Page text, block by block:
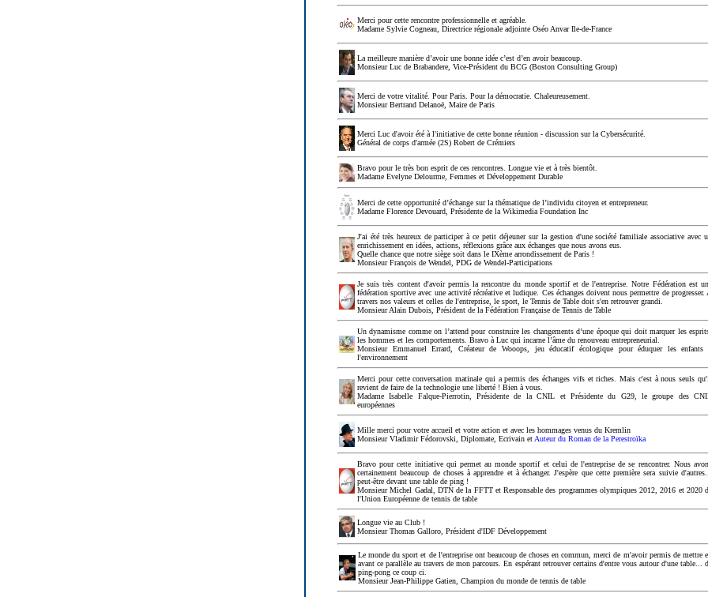
Merci pour cette rencontre professionnelle et agréable.
Madame Sylvie Cogneau, Directrice régionale adjointe Oséo Anvar Ile-de-France
La meilleure manière d’avoir une bonne idée c’est d’en avoir beaucoup.
Monsieur Luc de Brabandere, Vice-Président du BCG (Boston Consulting Group)
Merci de votre vitalité. Pour Paris. Pour la démocratie. Chaleureusement.
Monsieur Bertrand Delanoë, Maire de Paris
Merci Luc d'avoir été à l'initiative de cette bonne réunion - discussion sur la Cybersécurité.
Général de corps d'armée (2S) Robert de Crémiers
Bravo pour le très bon esprit de ces rencontres. Longue vie et à très bientôt.
Madame Evelyne Delourme, Femmes et Développement Durable
Merci de cette opportunité d’échange sur la thématique de l’individu citoyen et entrepreneur.
Madame Florence Devouard, Présidente de la Wikimedia Foundation Inc
J'ai été très heureux de participer à ce petit déjeuner sur la gestion d'une société familiale associative avec
enrichissement en idées, actions, réflexions grâce aux échanges que nous avons eus.
Quelle chance que notre siège soit dans le IXème arrondissement de Paris !
Monsieur François de Wendel, PDG de Wendel-Participations
Je suis très content d'avoir permis la rencontre du monde sportif et de l'entreprise. Notre Fédération est
fédération sportive avec une activité récréative et ludique. Ces échanges doivent nous permettre de progresser.
travers nos valeurs et celles de l'entreprise, le sport, le Tennis de Table doit s'en retrouver grandi.
Monsieur Alain Dubois, Président de la Fédération Française de Tennis de Table
Un dynamisme comme on l’attend pour construire les changements d’une époque qui doit marquer les
les hommes et les comportements. Bravo à Luc qui incarne l’âme du renouveau entrepreneurial.
Monsieur Emmanuel Errard, Créateur de Wooops, jeu éducatif écologique pour éduquer les enfants
l'environnement
Merci pour cette conversation matinale qui a permis des échanges vifs et riches. Mais c'est à nous seuls
revient de faire de la technologie une liberté ! Bien à vous.
Madame Isabelle Falque-Pierrotin, Présidente de la CNIL et Présidente du G29, le groupe des
européennes
Mille merci pour votre accueil et votre action et avec les hommages venus du Kremlin
Monsieur Vladimir Fédorovski, Diplomate, Ecrivain et Auteur du Roman de la Perestroïka
Bravo pour cette initiative qui permet au monde sportif et celui de l'entreprise de se rencontrer. Nous
certainement beaucoup de choses à apprendre et à échanger. J'espère que cette première sera suivie d'autres...
peut-être devant une table de ping !
Monsieur Michel Gadal, DTN de la FFTT et Responsable des programmes olympiques 2012, 2016 et 2020
l'Union Européenne de tennis de table
Longue vie au Club !
Monsieur Thomas Galloro, Président d'IDF Développement
Le monde du sport et de l'entreprise ont beaucoup de choses en commun, merci de m'avoir permis de mettre
avant ce parallèle au travers de mon parcours. En espérant retrouver certains d'entre vous autour d'une table...
ping-pong ce coup ci.
Monsieur Jean-Philippe Gatien, Champion du monde de tennis de table